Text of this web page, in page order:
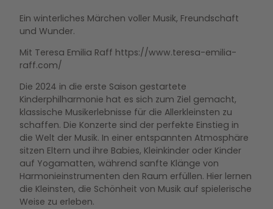
Ein winterliches Märchen voller Musik, Freundschaft
und Wunder.
Mit Teresa Emilia Raff https://www.teresa-emilia-
raff.com/
Die 2024 in die erste Saison gestartete
Kinderphilharmonie hat es sich zum Ziel gemacht,
klassische Musikerlebnisse für die Allerkleinsten zu
schaffen. Die Konzerte sind der perfekte Einstieg in
die Welt der Musik. In einer entspannten Atmosphäre
sitzen Eltern und ihre Babies, Kleinkinder oder Kinder
auf Yogamatten, während sanfte Klänge von
Harmonieinstrumenten den Raum erfüllen. Hier lernen
die Kleinsten, die Schönheit von Musik auf spielerische
Weise zu erleben.